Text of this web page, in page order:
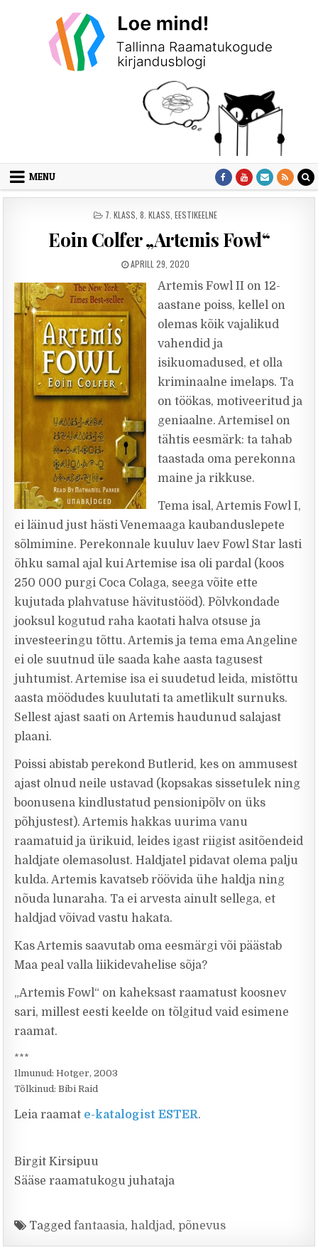
MENU
POSTED IN
7. KLASS 8. KLASS EESTIKEELNE
Eoin Colfer „Artemis Fowl“
PUBLISHED DATE:
APRILL 29, 2020
Artemis Fowl II on 12-
aastane poiss, kellel on
olemas kõik vajalikud
vahendid ja
isikuomadused, et olla
kriminaalne imelaps. Ta
on töökas, motiveeritud ja
geniaalne. Artemisel on
tähtis eesmärk: ta tahab
taastada oma perekonna
maine ja rikkuse.
Tema isal, Artemis Fowl I,
ei läinud just hästi Venemaaga kaubanduslepete
sõlmimine. Perekonnale kuuluv laev Fowl Star lasti
õhku samal ajal kui Artemise isa oli pardal (koos
250 000 purgi Coca Colaga, seega võite ette
kujutada plahvatuse hävitustööd). Põlvkondade
jooksul kogutud raha kaotati halva otsuse ja
investeeringu tõttu. Artemis ja tema ema Angeline
ei ole suutnud üle saada kahe aasta tagusest
juhtumist. Artemise isa ei suudetud leida, mistõttu
aasta möödudes kuulutati ta ametlikult surnuks.
Sellest ajast saati on Artemis haudunud salajast
plaani.
Poissi abistab perekond Butlerid, kes on ammusest
ajast olnud neile ustavad (kopsakas sissetulek ning
boonusena kindlustatud pensionipõlv on üks
põhjustest). Artemis hakkas uurima vanu
raamatuid ja ürikuid, leides igast riigist asitõendeid
haldjate olemasolust. Haldjatel pidavat olema palju
kulda. Artemis kavatseb röövida ühe haldja ning
nõuda lunaraha. Ta ei arvesta ainult sellega, et
haldjad võivad vastu hakata.
Kas Artemis saavutab oma eesmärgi või päästab
Maa peal valla liikidevahelise sõja?
„Artemis Fowl“ on kaheksast raamatust koosnev
sari, millest eesti keelde on tõlgitud vaid esimene
raamat.
***
Ilmunud: Hotger, 2003
Tõlkinud: Bibi Raid
Leia raamat e-katalogist ESTER.
Birgit Kirsipuu
Sääse raamatukogu juhataja
Taggedfantaasia,haldjad,põnevus